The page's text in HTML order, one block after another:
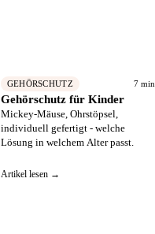
GEHÖRSCHUTZ 7 min
Gehörschutz für Kinder
Mickey-Mäuse, Ohrstöpsel,
individuell gefertigt - welche
Lösung in welchem Alter passt.
Artikel lesen →